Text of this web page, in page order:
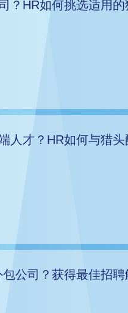
？HR如何挑选适用的
人才？HR如何与猎头
公司？获得最佳招聘